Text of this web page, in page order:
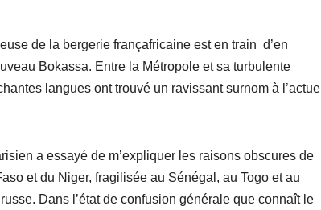
de la bergerie françafricaine est en train d’en
Bokassa. Entre la Métropole et sa turbulente
langues ont trouvé un ravissant surnom à l’actuel
a essayé de m’expliquer les raisons obscures de
et du Niger, fragilisée au Sénégal, au Togo et au
Dans l’état de confusion générale que connaît le